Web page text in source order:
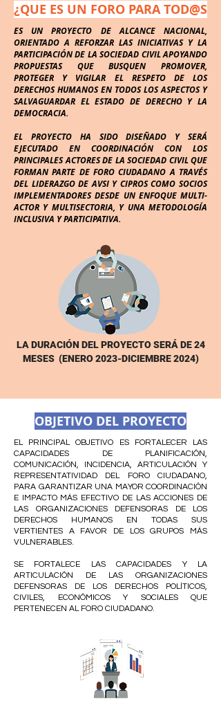
¿QUE ES UN FORO PARA TOD@S
ES UN PROYECTO DE ALCANCE NACIONAL,
ORIENTADO A REFORZAR LAS INICIATIVAS Y LA
PARTICIPACIÓN DE LA SOCIEDAD CIVIL APOYANDO
PROPUESTAS QUE BUSQUEN PROMOVER,
PROTEGER Y VIGILAR EL RESPETO DE LOS
DERECHOS HUMANOS EN TODOS LOS ASPECTOS Y
SALVAGUARDAR EL ESTADO DE DERECHO Y LA
DEMOCRACIA.
EL PROYECTO HA SIDO DISEÑADO Y SERÁ
EJECUTADO EN COORDINACIÓN CON LOS
PRINCIPALES ACTORES DE LA SOCIEDAD CIVIL QUE
FORMAN PARTE DE FORO CIUDADANO A TRAVÉS
DEL LIDERAZGO DE AVSI Y CIPROS COMO SOCIOS
IMPLEMENTADORES DESDE UN ENFOQUE MULTI-
ACTOR Y MULTISECTORIA, Y UNA METODOLOGÍA
INCLUSIVA Y PARTICIPATIVA.
LA DURACIÓN DEL PROYECTO SERÁ DE 24
MESES (ENERO 2023-DICIEMBRE 2024)
OBJETIVO DEL PROYECTO
EL PRINCIPAL OBJETIVO ES FORTALECER LAS
CAPACIDADES DE PLANIFICACIÓN,
COMUNICACIÓN, INCIDENCIA, ARTICULACIÓN Y
REPRESENTATIVIDAD DEL FORO CIUDADANO,
PARA GARANTIZAR UNA MAYOR COORDINACIÓN
E IMPACTO MÁS EFECTIVO DE LAS ACCIONES DE
LAS ORGANIZACIONES DEFENSORAS DE LOS
DERECHOS HUMANOS EN TODAS SUS
VERTIENTES A FAVOR DE LOS GRUPOS MÁS
VULNERABLES.
SE FORTALECE LAS CAPACIDADES Y LA
ARTICULACIÓN DE LAS ORGANIZACIONES
DEFENSORAS DE LOS DERECHOS POLÍTICOS,
CIVILES, ECONÓMICOS Y SOCIALES QUE
PERTENECEN AL FORO CIUDADANO.